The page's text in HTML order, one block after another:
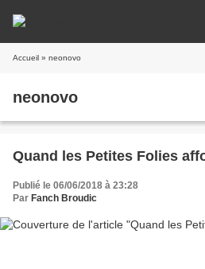
Accueil » neonovo
neonovo
Quand les Petites Folies
Publié le 06/06/2018 à 23:28
Par Fanch Broudic